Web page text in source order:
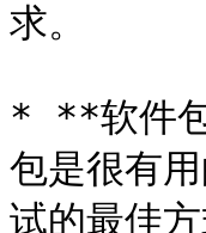
求。
* **软件
包是很有
试的最佳